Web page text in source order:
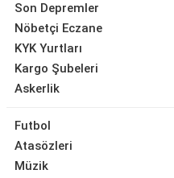
Son Depremler
Nöbetçi Eczane
KYK Yurtları
Kargo Şubeleri
Askerlik
Futbol
Atasözleri
Müzik